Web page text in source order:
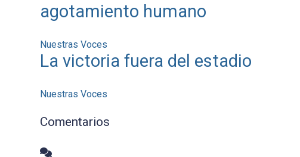
agotamiento humano
Nuestras Voces
La victoria fuera del estadio
Nuestras Voces
Comentarios